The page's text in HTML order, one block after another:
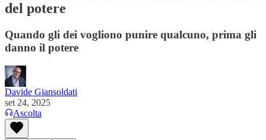
del potere
Quando gli dei vogliono punire qualcuno, prima gli
danno il potere
Davide Giansoldati
set 24, 2025
Ascolta